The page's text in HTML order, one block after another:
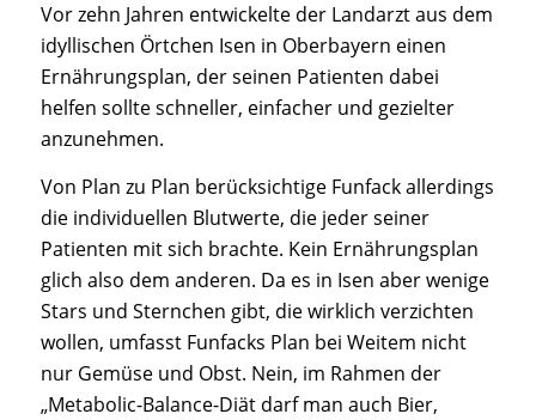
Vor zehn Jahren entwickelte der Landarzt aus dem
idyllischen Örtchen Isen in Oberbayern einen
Ernährungsplan, der seinen Patienten dabei
helfen sollte schneller, einfacher und gezielter
anzunehmen.
Von Plan zu Plan berücksichtige Funfack allerdings
die individuellen Blutwerte, die jeder seiner
Patienten mit sich brachte. Kein Ernährungsplan
glich also dem anderen. Da es in Isen aber wenige
Stars und Sternchen gibt, die wirklich verzichten
wollen, umfasst Funfacks Plan bei Weitem nicht
nur Gemüse und Obst. Nein, im Rahmen der
„Metabolic-Balance-Diät darf man auch Bier,